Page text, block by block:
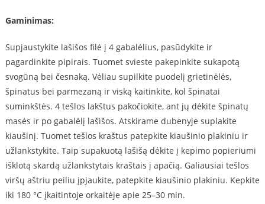
Gaminimas:
Supjaustykite lašišos filė į 4 gabalėlius, pasūdykite ir
pagardinkite pipirais. Tuomet svieste pakepinkite sukapotą
svogūną bei česnaką. Vėliau supilkite puodelį grietinėlės,
špinatus bei parmezaną ir viską kaitinkite, kol špinatai
suminkštės. 4 tešlos lakštus pakočiokite, ant jų dėkite špinatų
masės ir po gabalėlį lašišos. Atskirame dubenyje suplakite
kiaušinį. Tuomet tešlos kraštus patepkite kiaušinio plakiniu ir
užlankstykite. Taip supakuotą lašišą dėkite į kepimo popieriumi
išklotą skardą užlankstytais kraštais į apačią. Galiausiai tešlos
viršų aštriu peiliu įpjaukite, patepkite kiaušinio plakiniu. Kepkite
iki 180 °C įkaitintoje orkaitėje apie 25–30 min.